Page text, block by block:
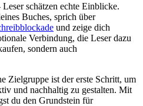
schätzen echte Einblicke.
Buches, sprich über
und zeige dich
Verbindung, die Leser dazu
sondern auch
Zielgruppe ist der erste Schritt, um
und nachhaltig zu gestalten. Mit
du den Grundstein für